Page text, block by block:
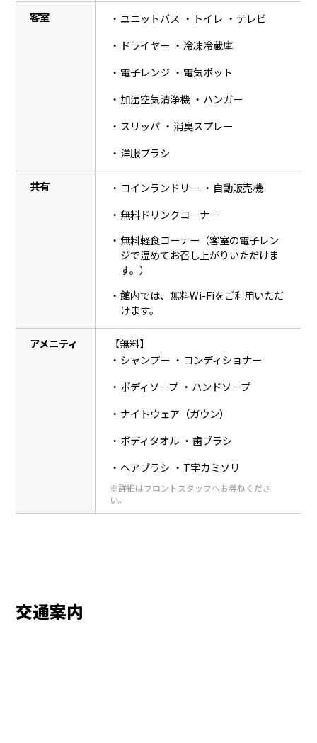
客室 ユニットバス トイレ
テレビ
ドライヤー
冷凍冷蔵庫
電子レンジ
電気ポット
加湿空気清浄機
ハンガー
スリッパ
消臭スプレー
洋服ブラシ
共有 コインランドリー
自動販売機
無料ドリンクコーナー
無料軽食コーナー（客室の電子レン
ジで温めてお召し上がりいただけま
す。）
館内では、無料Wi-Fiをご利用いただ
けます。
アメニティ
【無料】
シャンプー
コンディショナー
ボディソープ
ハンドソープ
ナイトウェア（ガウン）
ボディタオル
歯ブラシ
ヘアブラシ
T字カミソリ
※詳細はフロントスタッフへお尋ねくださ
い。
交通案内